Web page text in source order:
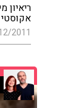
2011